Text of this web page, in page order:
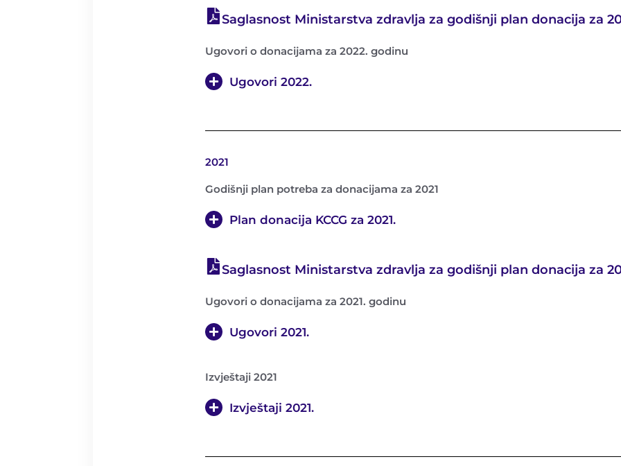
Saglasnost Ministarstva zdravlja za godišnji plan donacija za
Ugovori o donacijama za 2022. godinu
Ugovori 2022.
2021
Godišnji plan potreba za donacijama za 2021
Plan donacija KCCG za 2021.
Saglasnost Ministarstva zdravlja za godišnji plan donacija za
Ugovori o donacijama za 2021. godinu
Ugovori 2021.
Izvještaji 2021
Izvještaji 2021.